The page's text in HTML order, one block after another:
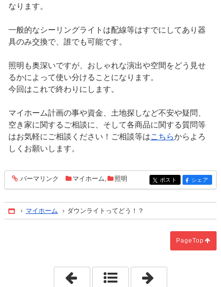
なります。
一般的なシーリングライトは配線等はすでにしてあり器
具のみ交換で、誰でも可能です。
照明も奥深いですが、おしゃれな演出や空間をどう見せ
るかによって使い分けることになります。
今回はこれで終わりにします。
マイホーム計画の事や資金、土地探しなど不安や疑問、
空き家に関するご相談に、そして各商品に関する質問等
はお気軽にご相談ください！ご相談等はこちらからよろ
しくお願いします。
entry1479
パーマリンク マイホーム, 照明 entry1479
ポスト entry1479
シェア
Home
マイホーム ダウンライトってどう！？
PageTop
「マイホームって素敵だな。」